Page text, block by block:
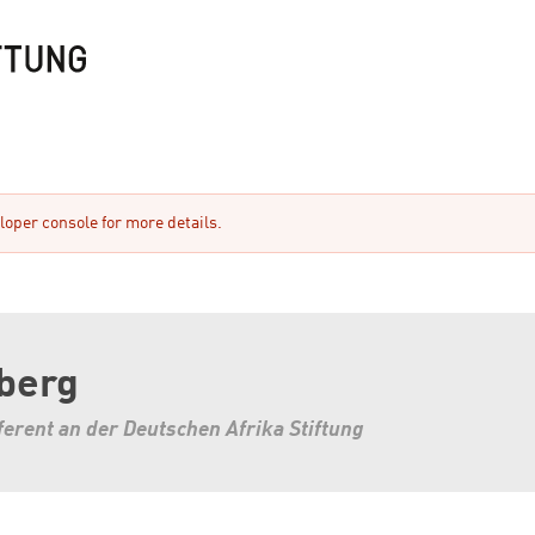
console for more details.
an der Deutschen Afrika Stiftung